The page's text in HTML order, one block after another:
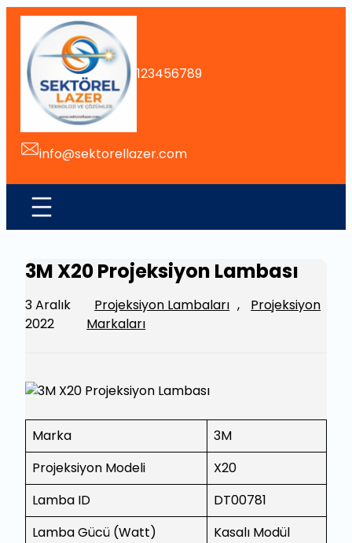
İçeriğe
123456789
info@sektorellazer.com
3M X20 Projeksiyon Lambası
3 Aralık
2022
Projeksiyon Lambaları ,
Projeksiyon
Markaları
Marka
3M
Projeksiyon Modeli
X20
Lamba ID
DT00781
Lamba Gücü (Watt)
Kasalı Modül